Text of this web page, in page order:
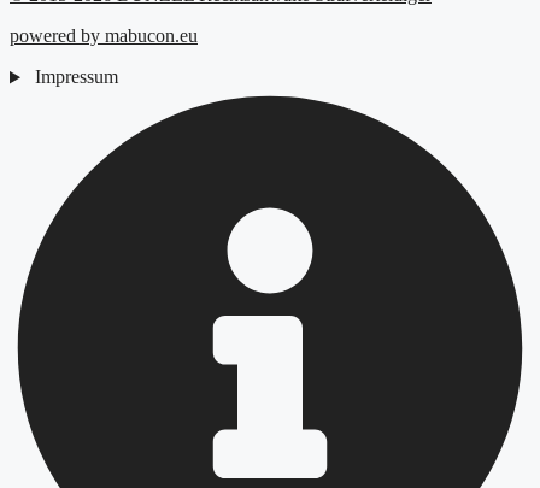
powered by mabucon.eu
Impressum